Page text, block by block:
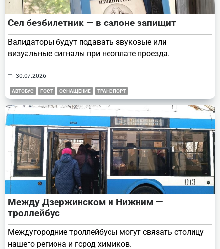
Сел безбилетник — в салоне запищит
Валидаторы будут подавать звуковые или
визуальные сигналы при неоплате проезда.
30.07.2026
АВТОБУС ГОСТ ОСНАЩЕНИЕ ТРАНСПОРТ
Между Дзержинском и Нижним —
троллейбус
Междугородние троллейбусы могут связать столицу
нашего региона и город химиков.